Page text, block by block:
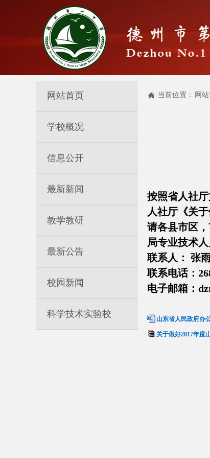
按照省人社
人社厅《关
请各县市区
局专业技术人
联系人： 张
联系电话：
电子邮箱：
山东省人民政府办
关于做好2017年度
 当前位置： 网
网站首页
学校概况
信息公开
最新新闻
教学教研
最新公告
校园新闻
科学技术实验校